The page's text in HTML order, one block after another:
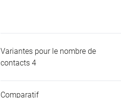
Variantes pour le nombre de
contacts 4
Comparatif